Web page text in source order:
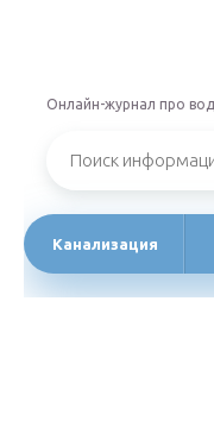
Онлайн-журнал про
Канализация